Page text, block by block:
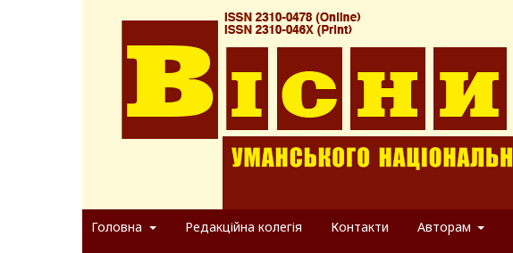
Головна Редакційна колегія Контакти Авторам